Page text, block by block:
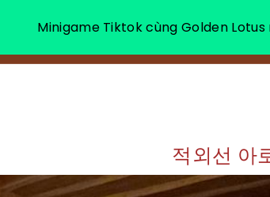
적외선 아
Minigame Tiktok cùng Golden